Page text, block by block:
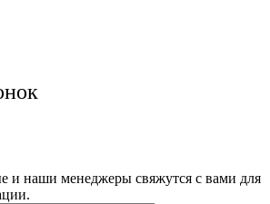
и наши менеджеры свяжутся с вами для